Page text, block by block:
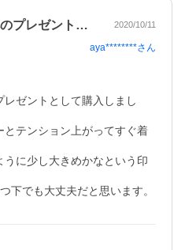
結婚記念日に旦那さんへのプレゼントとし… 2020/10/11
aya********さん
ゼントとして購入しまし
とテンション上がってすぐ着
に少し大きめかなという印
下でも大丈夫だと思います。